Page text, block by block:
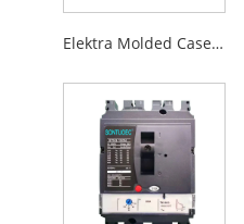
Elektra Molded Case Circuit Breaker